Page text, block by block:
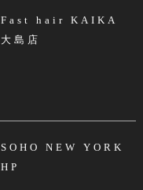
Fast hair KAIKA
大島店
SOHO NEW YORK
HP